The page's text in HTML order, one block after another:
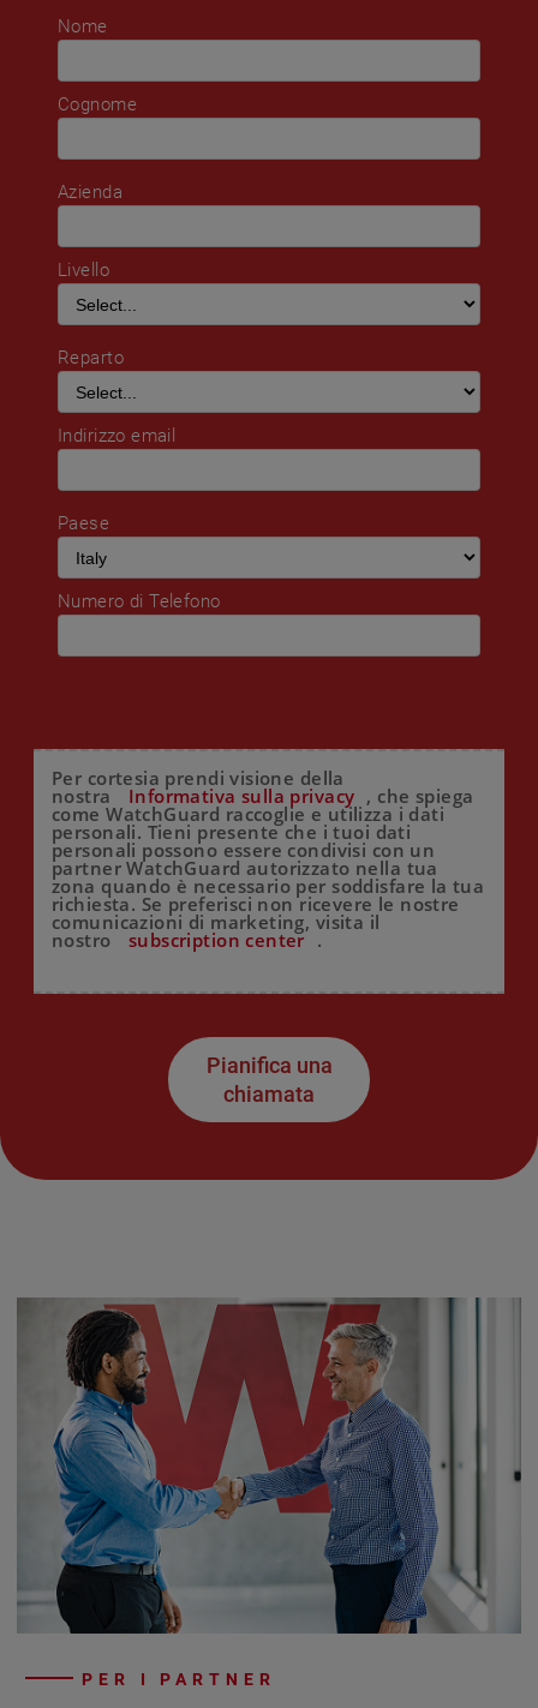
Nome
Cognome
Azienda
Livello
Reparto
Indirizzo email
Paese
Numero di Telefono
Per cortesia prendi visione della
nostra Informativa sulla privacy , che spiega
come WatchGuard raccoglie e utilizza i dati
personali. Tieni presente che i tuoi dati
personali possono essere condivisi con un
partner WatchGuard autorizzato nella tua
zona quando è necessario per soddisfare la tua
richiesta. Se preferisci non ricevere le nostre
comunicazioni di marketing, visita il
nostro subscription center .
Pianifica una
chiamata
PER I PARTNER